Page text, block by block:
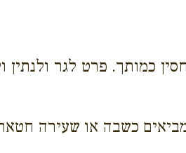
כמותך. פרט לגר ולנתין
כשבה או שעירה